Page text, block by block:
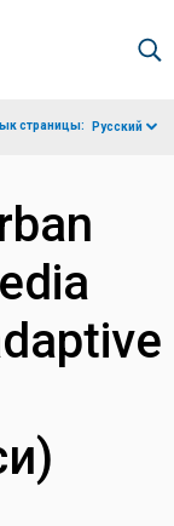
страницы: Русский